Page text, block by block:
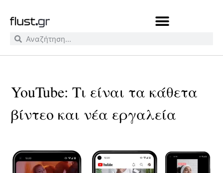
YouTube: Τι είναι τα κάθετα
βίντεο και νέα εργαλεία